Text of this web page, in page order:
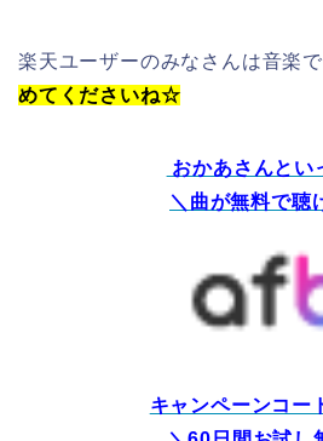
楽天ユーザーのみなさんは音楽
めてくださいね☆
おかあさんとい
＼曲が無料で聴
キャンペーンコー